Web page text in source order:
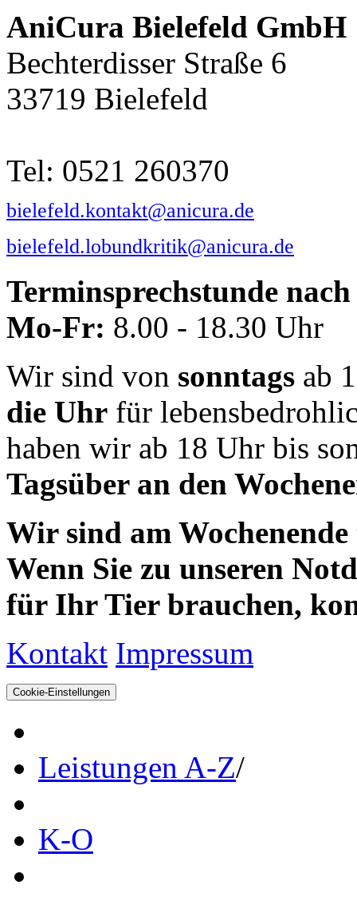
AniCura Bielefeld GmbH
Bechterdisser Straße 6
33719 Bielefeld
Tel: 0521 260370
bielefeld.kontakt@anicura.de
bielefeld.lobundkritik@anicura.de
Terminsprechstunde
Mo-Fr: 8.00 - 18.30 Uhr
Wir sind von sonntags ab
die Uhr für
haben wir ab 18 Uhr bis
Tagsüber an den
Wir sind am
Wenn Sie zu unseren
für Ihr Tier brauchen,
Kontakt Impressum
Cookie-Einstellungen
Leistungen A-Z/
K-O